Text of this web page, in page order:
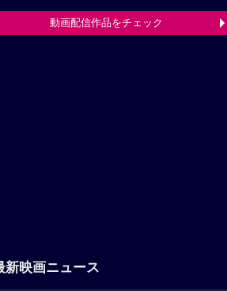
動画配信作品をチェック
新映画ニュース